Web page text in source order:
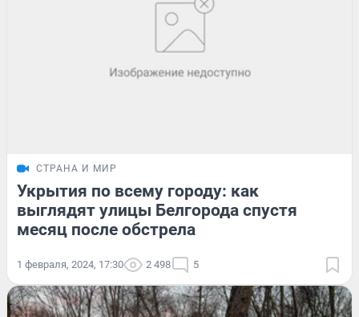
СТРАНА И МИР
Укрытия по всему городу: как
выглядят улицы Белгорода спустя
месяц после обстрела
1 февраля, 2024, 17:30 2 498 5